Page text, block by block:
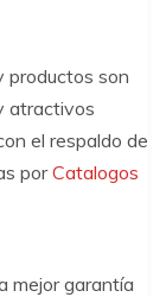
productos son
atractivos
el respaldo de
porCatalogos
mejor garantía